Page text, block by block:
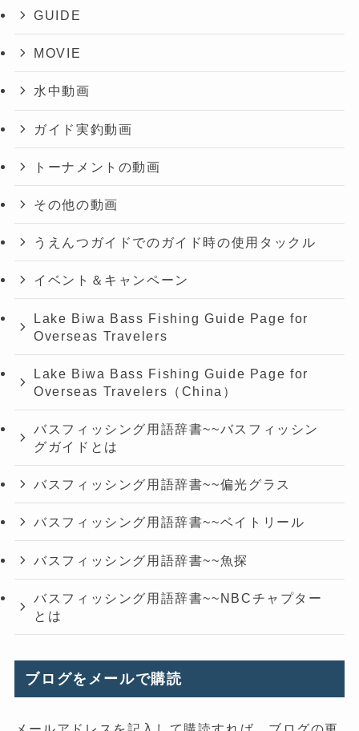
GUIDE
MOVIE
水中動画
ガイド実釣動画
トーナメントの動画
その他の動画
うえんつガイドでのガイド時の使用タックル
イベント＆キャンペーン
Lake Biwa Bass Fishing Guide Page for
Overseas Travelers
Lake Biwa Bass Fishing Guide Page for
Overseas Travelers（China）
バスフィッシング用語辞書~~バスフィッシン
グガイドとは
バスフィッシング用語辞書~~偏光グラス
バスフィッシング用語辞書~~ベイトリール
バスフィッシング用語辞書~~魚探
バスフィッシング用語辞書~~NBCチャプター
とは
ブログをメールで購読